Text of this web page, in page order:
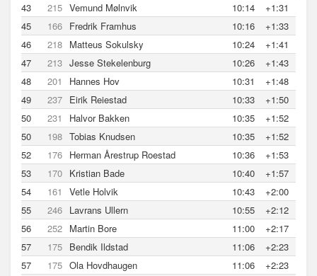
43
215 Vemund Mølnvik 10:14
+1:31
45
166 Fredrik Framhus 10:16
+1:33
46
218 Matteus Sokulsky 10:24
+1:41
47
213 Jesse Stekelenburg 10:26
+1:43
48
201 Hannes Hov 10:31
+1:48
49
237 Eirik Reiestad 10:33
+1:50
50
231 Halvor Bakken 10:35
+1:52
50
198 Tobias Knudsen 10:35
+1:52
52
176 Herman Årestrup Roestad 10:36
+1:53
53
170 Kristian Bade 10:40
+1:57
54
161 Vetle Holvik 10:43
+2:00
55
246 Lavrans Ullern 10:55
+2:12
56
252 Martin Bore 11:00
+2:17
57
175 Bendik Ildstad 11:06
+2:23
57
175 Ola Hovdhaugen 11:06
+2:23